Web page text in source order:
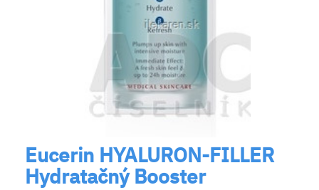
Eucerin HYALURON-FILLER
Hydratačný Booster